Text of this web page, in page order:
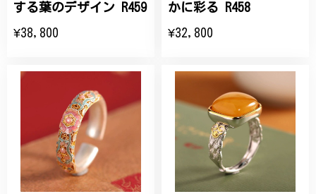
する葉のデザイン R459
¥38,800
かに彩る R458
¥32,800